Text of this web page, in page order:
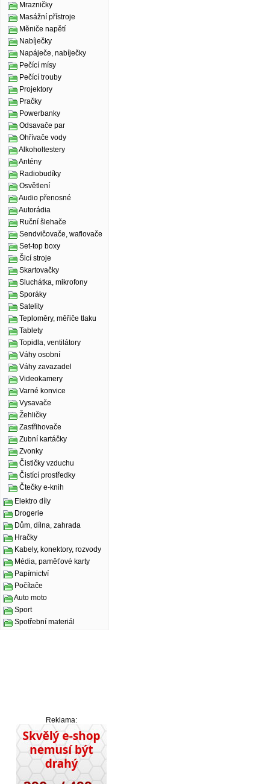
Mrazničky
Masážní přístroje
Měniče napětí
Nabíječky
Napáječe, nabíječky
Pečící mísy
Pečící trouby
Projektory
Pračky
Powerbanky
Odsavače par
Ohřívače vody
Alkoholtestery
Antény
Radiobudíky
Osvětlení
Audio přenosné
Autorádia
Ruční šlehače
Sendvičovače, waflovače
Set-top boxy
Šicí stroje
Skartovačky
Sluchátka, mikrofony
Sporáky
Satelity
Teploměry, měřiče tlaku
Tablety
Topidla, ventilátory
Váhy osobní
Váhy zavazadel
Videokamery
Varné konvice
Vysavače
Žehličky
Zastřihovače
Zubní kartáčky
Zvonky
Čističky vzduchu
Čistící prostředky
Čtečky e-knih
Elektro díly
Drogerie
Dům, dílna, zahrada
Hračky
Kabely, konektory, rozvody
Média, paměťové karty
Papírnictví
Počítače
Auto moto
Sport
Spotřební materiál
Reklama: